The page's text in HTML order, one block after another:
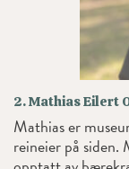
2. Mathias Eilert
Mathias er
reineier på